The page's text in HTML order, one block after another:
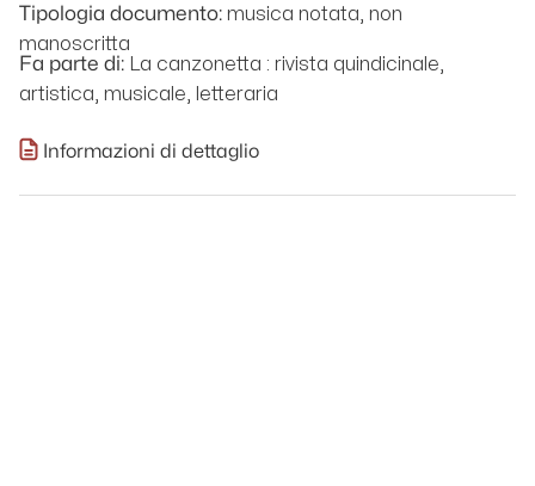
Tipologia documento: musica notata, non
manoscritta
Fa parte di: La canzonetta : rivista quindicinale,
artistica, musicale, letteraria
Informazioni di dettaglio